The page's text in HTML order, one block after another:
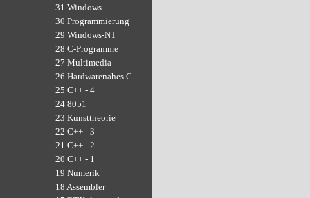
31 Windows
30 Programmierung
29 Windows-NT
28 C-Programme
27 Multimedia
26 Hardwarenahes C
25 C++ - 4
24 8051
23 Kunsttheorie
22 C++ - 3
21 C++ - 2
20 C++ - 1
19 Numerik
18 Assembler